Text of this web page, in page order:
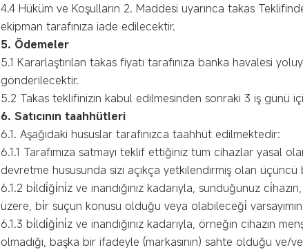
4.4 Hüküm ve Koşulların 2. Maddesi uyarınca takas
ekipman tarafınıza iade edilecektir.
5. Ödemeler
5.1 Kararlaştırılan takas fiyatı tarafınıza banka havalesi
gönderilecektir.
5.2 Takas teklifinizin kabul edilmesinden sonraki 3 iş günü
6. Satıcının taahhütleri
6.1. Aşağıdaki hususlar tarafınızca taahhüt edilmektedir:
6.1.1 Tarafımıza satmayı teklif ettiğiniz tüm cihazlar yasal
devretme hususunda sizi açıkça yetkilendirmiş olan
6.1.2 bi̇ldi̇ği̇ni̇z ve inandığınız kadarıyla, sunduğunuz
üzere, bi̇r suçun konusu olduğu veya olabileceği̇
6.1.3 bi̇ldi̇ği̇ni̇z ve inandığınız kadarıyla, örneğin cihazın
olmadığı, başka bir ifadeyle (markasının) sahte olduğu